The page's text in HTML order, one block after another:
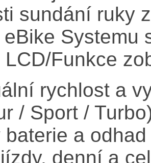
sundání ruky
eBike Systemu
LCD/Funkce
rychlost a
/ Sport /
baterie a
denní a